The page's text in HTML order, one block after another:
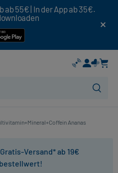
ab 55€ | In der App ab 35€.
Ananas
Gratis-Versand* ab 19€